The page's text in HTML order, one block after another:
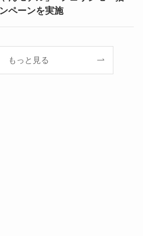
ペーンを実施
もっと見る